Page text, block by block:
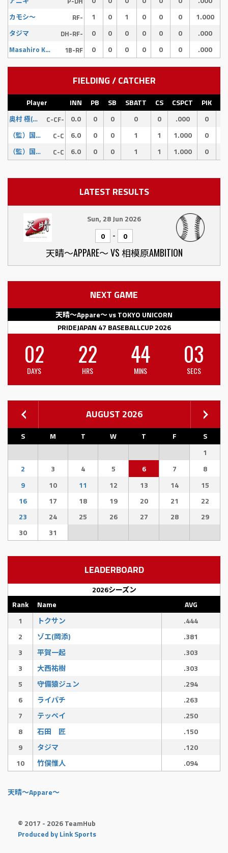
カモシ〜 RF- 1 0 1 0 0 0 1.000
タジマ DH-RF- 0 0 0 0 0 0 .000
Masahiro Kono 1B-RF 0 0 0 0 0 0 .000
FIELDING / CATCHER
Player INN PB SB SBATT CS CSPCT PIK
奥村 極(キム兄) C-CF- 0.0 0 0 0 0 .000 0
（監）国吉大樹 92 C-C 6.0 0 0 1 1 1.000 0
（監）国吉大樹 92 C-C 6.0 0 0 1 1 1.000 0
LATEST RESULTS
Sun, 28 Jun 2026
0
- 0
天晴〜APPARE〜 VS 相模原AMBITION
NEXT GAME
天晴〜Appare〜 vs TOKYO UNICORN
PRIDEJAPAN 47 BASEBALLCUP 2026
02
DAYS
22
HRS
44
MINS
02
SECS
AUGUST 2026
S M T W T F
S
1
2
3 4 5 6 7
8
9
10 11 12 13 14
15
16
17 18 19 20 21
22
23
24 25 26 27 28
29
30
31
LEADERBOARD
2026シーズン
Rank
Name
AVG
1
トクサン
.444
2
ゾエ(岡添)
.381
3
平賀一起
.303
3
大西祐樹
.303
5
守備猿ジュン
.294
6
ライパチ
.263
7
テッペイ
.250
8
石田 匠
.150
9
タジマ
.120
10
竹俣惟人 .094
天晴〜Appare〜
© 2017 - 2026 TeamHub
Produced by Link Sports